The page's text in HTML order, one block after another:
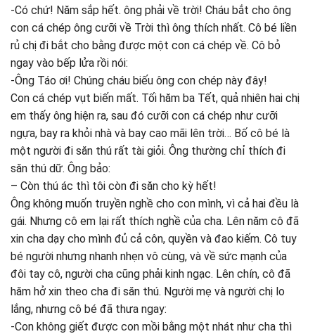
-Có chứ! Năm sắp hết. ông phải về trời! Cháu bắt cho ông
con cá chép ông cưỡi về Trời thì ông thích nhất. Cô bé liền
rủ chị đi bắt cho bằng được một con cá chép về. Cô bỏ
ngay vào bếp lửa rồi nói:
-Ông Táo ơi! Chúng cháu biếu ông con chép này đây!
Con cá chép vụt biến mất. Tối hăm ba Tết, quả nhiên hai chị
em thấy ông hiện ra, sau đó cưỡi con cá chép như cưỡi
ngựa, bay ra khỏi nhà và bay cao mãi lên trời… Bố cô bé là
một người đi săn thú rất tài giỏi. Ông thường chỉ thích đi
săn thú dữ. Ông bảo:
– Còn thú ác thì tôi còn đi săn cho kỳ hết!
Ông không muốn truyền nghề cho con mình, vì cả hai đều là
gái. Nhưng cô em lại rất thích nghề của cha. Lên năm cô đã
xin cha dạy cho mình đủ cả côn, quyền và đao kiếm. Cô tuy
bé người nhưng nhanh nhẹn vô cùng, và về sức mạnh của
đôi tay cô, người cha cũng phải kinh ngạc. Lên chín, cô đã
hăm hở xin theo cha đi săn thú. Người mẹ và người chị lo
lắng, nhưng cô bé đã thưa ngay:
-Con không giết được con mồi bằng một nhát như cha thì